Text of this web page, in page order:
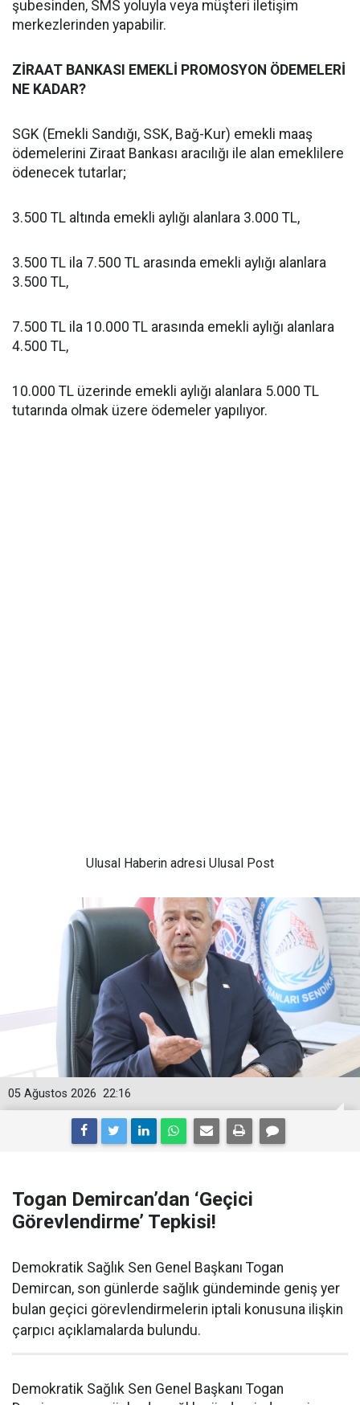
şubesinden, SMS yoluyla veya müşteri iletişim
merkezlerinden yapabilir.
ZİRAAT BANKASI EMEKLİ PROMOSYON ÖDEMELERİ
NE KADAR?
SGK (Emekli Sandığı, SSK, Bağ-Kur) emekli maaş
ödemelerini Ziraat Bankası aracılığı ile alan emeklilere
ödenecek tutarlar;
3.500 TL altında emekli aylığı alanlara 3.000 TL,
3.500 TL ila 7.500 TL arasında emekli aylığı alanlara
3.500 TL,
7.500 TL ila 10.000 TL arasında emekli aylığı alanlara
4.500 TL,
10.000 TL üzerinde emekli aylığı alanlara 5.000 TL
tutarında olmak üzere ödemeler yapılıyor.
Ulusal Haberin adresi Ulusal Post
22:16
05 Ağustos 2026
Togan Demircan’dan ‘Geçici
Görevlendirme’ Tepkisi!
Demokratik Sağlık Sen Genel Başkanı Togan
Demircan, son günlerde sağlık gündeminde geniş yer
bulan geçici görevlendirmelerin iptali konusuna ilişkin
çarpıcı açıklamalarda bulundu.
Demokratik Sağlık Sen Genel Başkanı Togan